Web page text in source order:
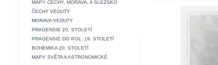
MAPY ČECHY, MORAVA, A SLEZSKO
ČECHY VEDUTY
MORAVA VEDUTY
PRAGENSIE 20. STOLETÍ
PRAGENSIE DO POL. 19. STOLETÍ
BOHEMIKA 20. STOLETÍ
MAPY SVĚTA A ASTRONOMICKÉ